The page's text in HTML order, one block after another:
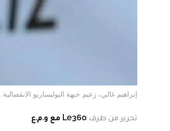
إبراهيم غالي، زعيم جبهة البوليساريو الانفصالية . DR
تحرير من طرف Le360 مع و.م.ع